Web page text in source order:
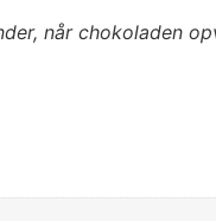
når chokoladen